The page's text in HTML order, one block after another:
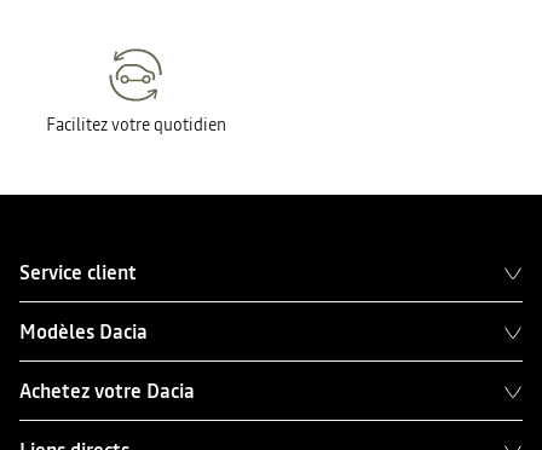
Facilitez votre quotidien
Service client
Modèles Dacia
Achetez votre Dacia